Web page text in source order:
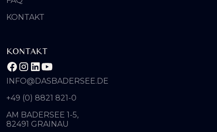
KONTAKT
KONTAKT
INFO@DASBADERSEE.DE
+49 (0) 8821 821-0
AM BADERSEE 1-5,
82491 GRAINAU